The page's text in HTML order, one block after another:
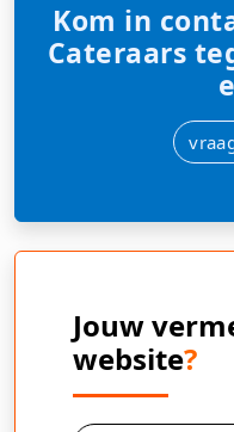
Kom in
Cateraars
Jouw
website?